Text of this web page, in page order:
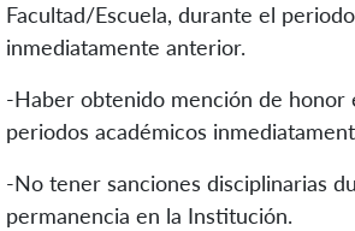
Facultad/Escuela, durante el
inmediatamente anterior.
-Haber obtenido mención de honor
periodos académicos
-No tener sanciones disciplinarias
permanencia en la Institución.